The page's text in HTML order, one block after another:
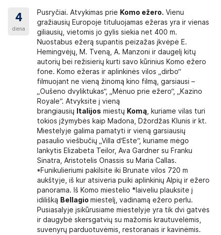
4
diena
Pusryčiai. Atvykimas prie Komo ežero. Vienu
gražiausių Europoje tituluojamas ežeras yra ir vienas
giliausių, vietomis jo gylis siekia net 400 m.
Nuostabus ežerą supantis peizažas įkvėpė E.
Hemingvėjų, M. Tveną, A. Manzoni ir daugelį kitų
autorių bei režisierių kurti savo kūrinius Komo ežero
fone. Komo ežeras ir aplinkinės vilos „dirbo“
filmuojant ne vieną žinomą kino filmą, garsiausi –
„Oušeno dvyliktukas“, „Mėnuo prie ežero“, „Kazino
Royale“. Atvyksite į vieną
brangiausių
Italijos miestų Komą , kuriame vilas turi
tokios įžymybės kaip Madona, Džordžas Klunis ir kt.
Miestelyje galima pamatyti ir vieną garsiausių
pasaulio viešbučių „Villa d‘Este“, kuriame mėgo
lankytis Elizabeta Teilor, Ava Gardner su Franku
Sinatra, Aristotelis Onassis su Maria Callas.
*Funikulieriumi pakilsite iki Brunate vilos 720 m
aukštyje, iš kur atsiveria puiki aplinkinių Alpių ir ežero
panorama. Iš Komo miestelio *laiveliu plauksite į
idilišką Bellagiomiestelį, vadinamą ežero perlu.
Pusiasalyje įsikūrusiame miestelyje yra tik dvi gatvės
ir daugybė skersgatvių su mažomis krautuvėlėmis,
suvenyrų parduotuvėmis, restoranais ir kavinėmis.